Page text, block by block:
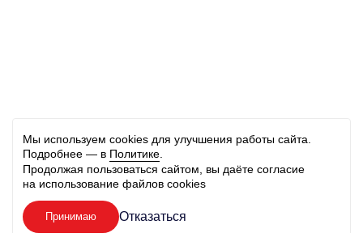
Мы используем cookies для улучшения работы сайта.
Подробнее — в Политике
Продолжая пользоваться сайтом, вы даёте согласие
на использование файлов cookies
Принимаю Отказаться